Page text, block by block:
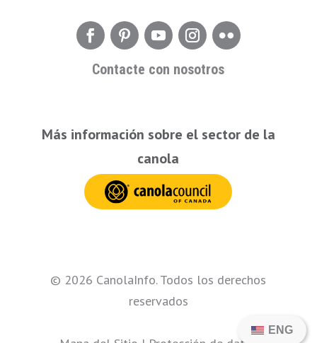
Contacte con nosotros
Más información sobre el sector de la
canola
© 2026 CanolaInfo. Todos los derechos
reservados
ENG